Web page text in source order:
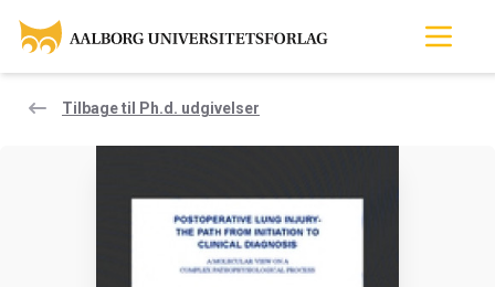
Tilbage til Ph.d. udgivelser